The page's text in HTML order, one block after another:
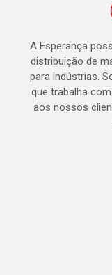
A Esperança
distribuição de
para indústrias.
que trabalha
aos nossos